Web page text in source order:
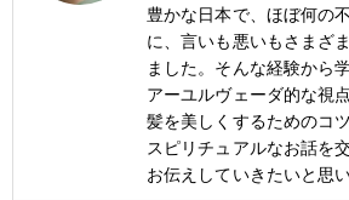
豊かな日本で、ほぼ何の
に、言いも悪いもさまざ
ました。そんな経験から
アーユルヴェーダ的な視
髪を美しくするためのコ
スピリチュアルなお話を
お伝えしていきたいと思い